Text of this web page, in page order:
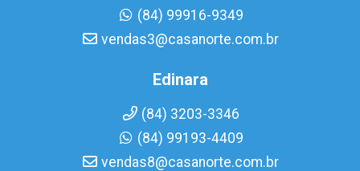
(84) 99916-9349
vendas3@casanorte.com.br
Edinara
(84) 3203-3346
(84) 99193-4409
vendas8@casanorte.com.br